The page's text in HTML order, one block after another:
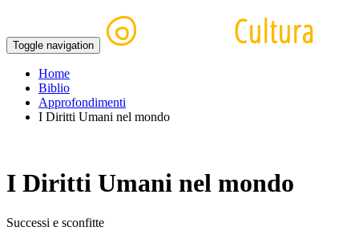
Toggle navigation
Home
Biblio
Approfondimenti
I Diritti Umani nel mondo
I Diritti Umani nel mondo
Successi e sconfitte